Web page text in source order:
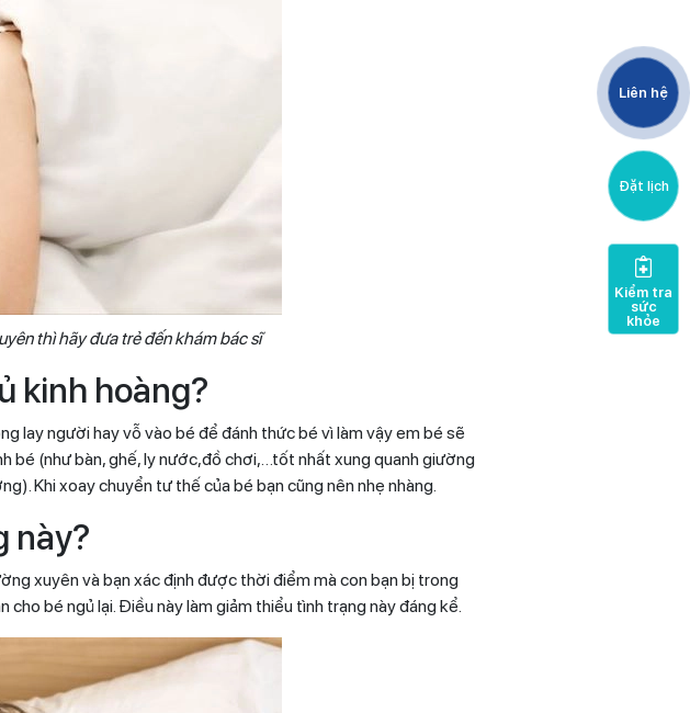
thì hãy đưa trẻ đến khám bác sĩ
kinh hoàng?
lay người hay vỗ vào bé để đánh thức bé vì làm vậy em bé sẽ
bé (như bàn, ghế, ly nước,đồ chơi,…tốt nhất xung quanh giường
Khi xoay chuyển tư thế của bé bạn cũng nên nhẹ nhàng.
này?
xuyên và bạn xác định được thời điểm mà con bạn bị trong
bé ngủ lại. Điều này làm giảm thiểu tình trạng này đáng kể.
Liên hệ
Đặt lịch
Kiểm tra
sức
khỏe